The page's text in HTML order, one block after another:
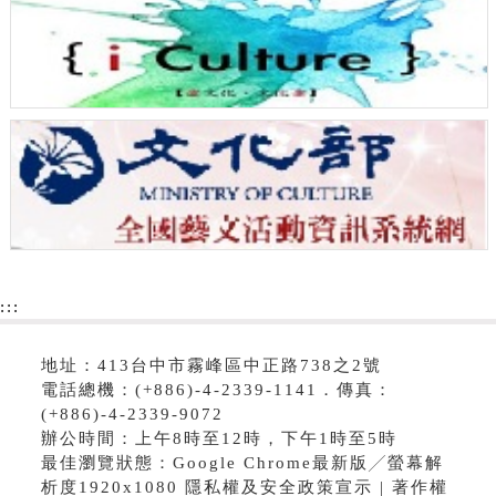
:::
地址：413台中市霧峰區中正路738之2號
電話總機：(+886)-4-2339-1141．傳真：
(+886)-4-2339-9072
辦公時間：上午8時至12時，下午1時至5時
最佳瀏覽狀態：Google Chrome最新版╱螢幕解
析度1920x1080 隱私權及安全政策宣示 | 著作權